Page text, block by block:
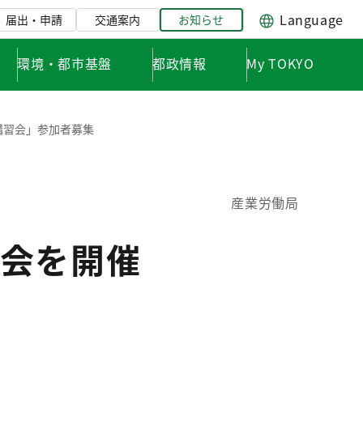
届出・申請 交通案内 お知らせ Language
環境・都市基盤 都政情報 My TOKYO
会」参加者募集
産業労働局
を開催